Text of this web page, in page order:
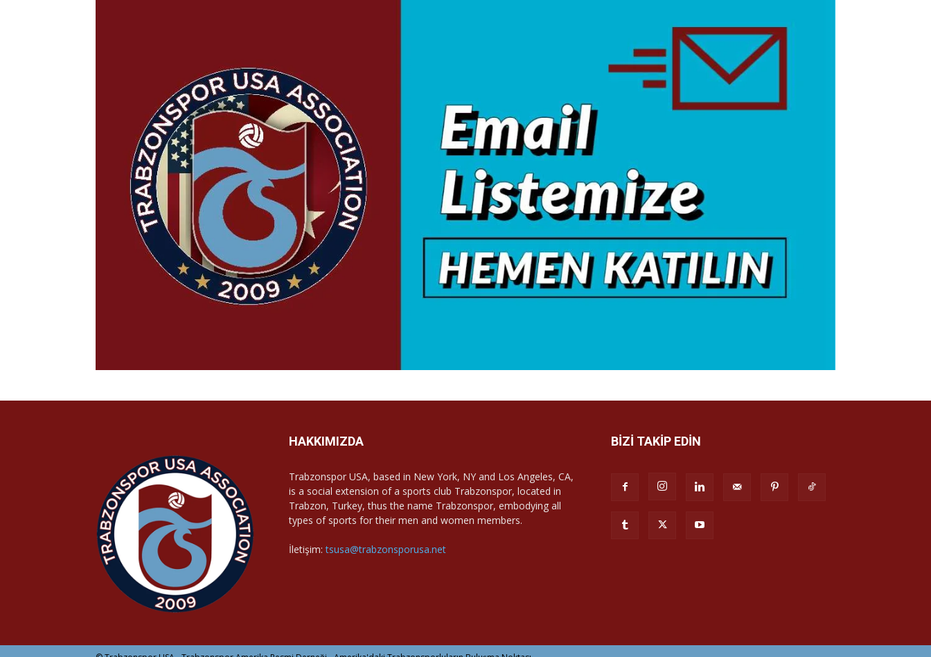
HAKKIMIZDA
Trabzonspor USA, based in New York, NY and Los Angeles, CA,
is a social extension of a sports club Trabzonspor, located in
Trabzon, Turkey, thus the name Trabzonspor, embodying all
types of sports for their men and women members.
İletişim:tsusa@trabzonsporusa.net
BİZİ TAKİP EDİN